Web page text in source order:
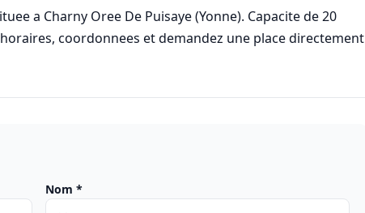
a Charny Oree De Puisaye (Yonne). Capacite de 20
horaires, coordonnees et demandez une place directement
Nom *